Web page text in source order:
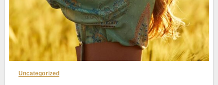
Uncategorized